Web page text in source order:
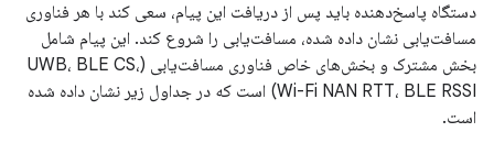
دستگاه پاسخ‌دهنده باید پس از دریافت این پیام، سعی کند با هر فناوری
مسافت‌یابی نشان داده شده، مسافت‌یابی را شروع کند. این پیام شامل
بخش مشترک و بخش‌های خاص فناوری مسافت‌یابی (UWB، BLE CS،
Wi-Fi NAN RTT، BLE RSSI) است که در جداول زیر نشان داده شده
است.